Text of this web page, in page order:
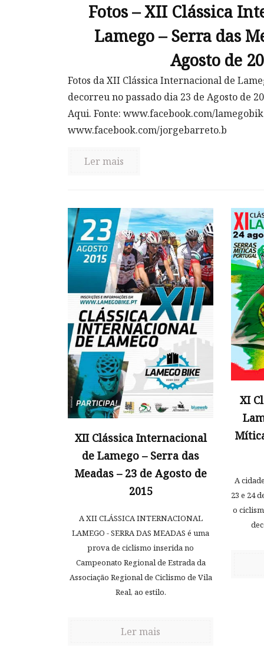
Fotos – XII Clássica
Lamego – Serra das
Agosto de
Fotos da XII Clássica Internacional de
decorreu no passado dia 23 de Agosto de
Aqui. Fonte: www.facebook.com/
www.facebook.com/jorgebarreto.b
Ler mais
XII Clássica Internacional
de Lamego – Serra das
Meadas – 23 de Agosto de
2015
A XII CLÁSSICA INTERNACIONAL
LAMEGO - SERRA DAS MEADAS é uma
prova de ciclismo inserida no
Campeonato Regional de Estrada da
Associação Regional de Ciclismo de Vila
Real, ao estilo.
Ler mais
XI
A
23 e 24
o